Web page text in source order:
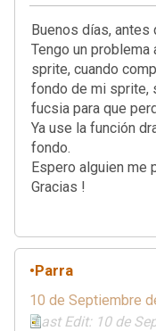
Buenos días, antes
Tengo un problema
sprite, cuando
fondo de mi sprite,
fucsia para que
Ya use la función
fondo.
Espero alguien me
Gracias !
•Parra
10 de Septiembre
Last Edit: 10 de